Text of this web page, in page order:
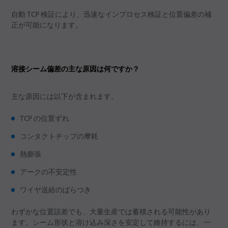
自動 TCP 検証により、迅速なインプロセス検証と位置偏差の補
正が可能になります。
溶接シーム偏差の主な原因は何ですか？
主な原因には以下が含まれます。
TCP の位置ずれ
コンタクトチップの摩耗
熱膨張
アークの不安定性
ワイヤ送給のばらつき
わずかな位置誤差でも、大量生産では蓄積される可能性があり
ます。シーム形状と溶け込み深さを安定して維持するには、一